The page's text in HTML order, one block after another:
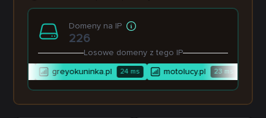
Domeny na IP
226
Losowe domeny z tego IP
greyokuninka.pl 24ms motolucy.pl 23ms